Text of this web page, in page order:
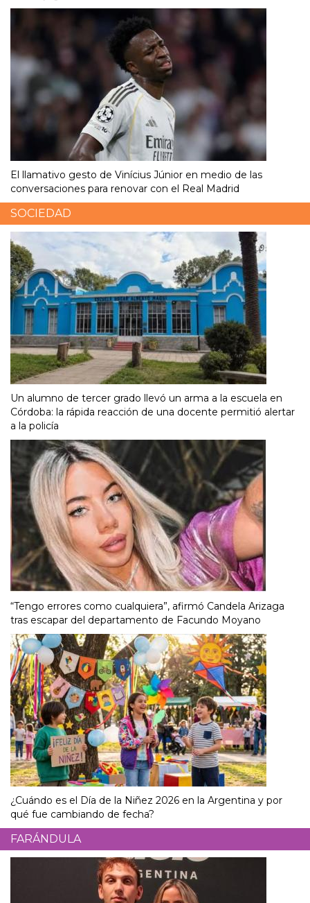
El llamativo gesto de Vinícius Júnior en medio de las
conversaciones para renovar con el Real Madrid
SOCIEDAD
Un alumno de tercer grado llevó un arma a la escuela en
Córdoba: la rápida reacción de una docente permitió alertar
a la policía
“Tengo errores como cualquiera”, afirmó Candela Arizaga
tras escapar del departamento de Facundo Moyano
¿Cuándo es el Día de la Niñez 2026 en la Argentina y por
qué fue cambiando de fecha?
FARÁNDULA